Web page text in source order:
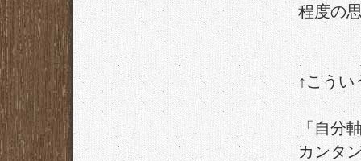
程度の
↑こうい
「自分
カンタ